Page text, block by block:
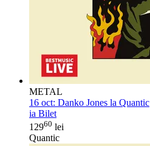
METAL
16 oct: Danko Jones la Quantic
ia Bilet
12960 lei
Quantic